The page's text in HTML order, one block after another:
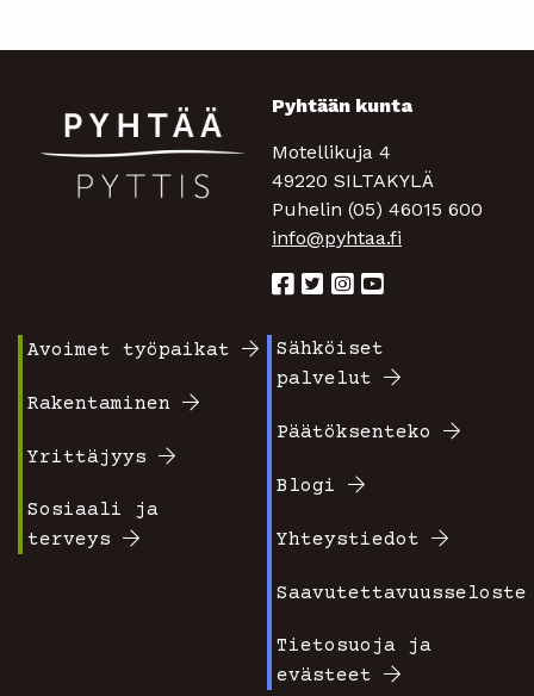
Pyhtään kunta
Motellikuja 4
49220 SILTAKYLÄ
Puhelin (05) 46015 600
info@pyhtaa.fi
valikko
1
Avoimet työpaikat
Rakentaminen
Yrittäjyys
Sosiaali ja
terveys
Footer
2
Sähköiset
palvelut
Päätöksenteko
Blogi
Yhteystiedot
Saavutettavuusseloste
Tietosuoja ja
evästeet